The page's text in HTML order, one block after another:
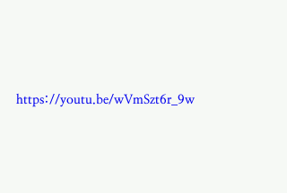
https://youtu.be/wVmSzt6r_9w